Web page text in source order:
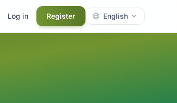
Log in Register English